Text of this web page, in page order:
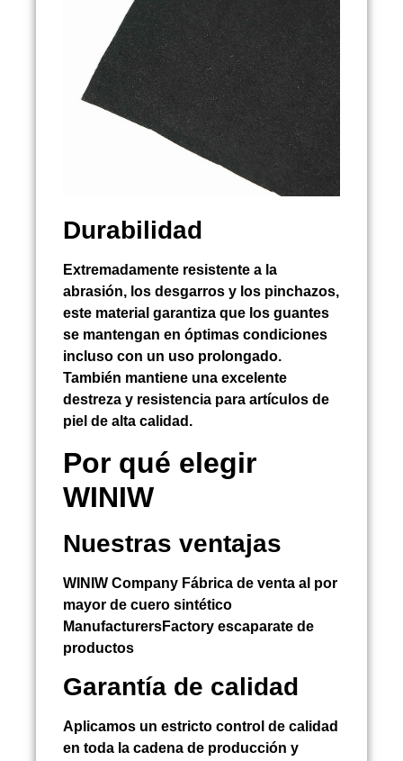
Durabilidad
Extremadamente resistente a la
abrasión, los desgarros y los pinchazos,
este material garantiza que los guantes
se mantengan en óptimas condiciones
incluso con un uso prolongado.
También mantiene una excelente
destreza y resistencia para artículos de
piel de alta calidad.
Por qué elegir
WINIW
Nuestras ventajas
WINIW Company Fábrica de venta al por
mayor de cuero sintético
ManufacturersFactory escaparate de
productos
Garantía de calidad
Aplicamos un estricto control de calidad
en toda la cadena de producción y